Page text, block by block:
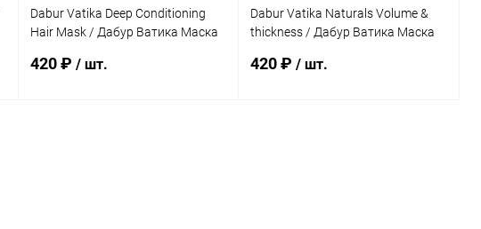
Dabur Vatika Deep Conditioning
Hair Mask / Дабур Ватика Маска
Кондиционирование 500 г
420 ₽ / шт.
Dabur Vatika Naturals Volume &
thickness / Дабур Ватика Маска
мл
420 ₽/ шт.